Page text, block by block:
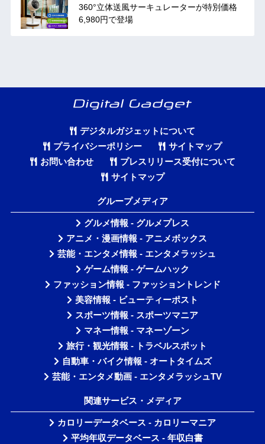
360°立体送風サーキュレーターが特別価格
6,980円で登場
デジタルガジェットについて
プライバシーポリシー
サイトマップ
お問い合わせ
プレスリリース受付について
サイトマップ
グループメディア
グルメ情報 - グルメプレス
アニメ・漫画情報 - アニメボックス
芸能・エンタメ情報 - エンタメラッシュ
ゲーム情報 - ゲームハック
ファッション情報 - ファッショントレンド
美容情報 - ビューティーポスト
スポーツ情報 - スポーツマニア
マネー情報 - マネーゾーン
旅行・観光情報 - トラベルスポット
自動車・バイク情報 - オートタイムズ
芸能・エンタメ動画 - エンタメラッシュTV
関連サービス・メディア
カロリーデータベース - カロリーマニア
平均年収データベース - 年収白書